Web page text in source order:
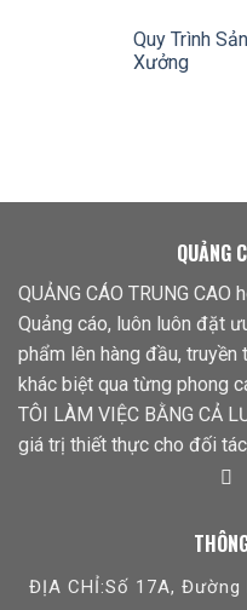
Quy Trình
Xưởng
QUẢNG
QUẢNG CÁO TRUNG
Quảng cáo, luôn luôn đặt
phẩm lên hàng đầu,
khác biệt qua từng phong
TÔI LÀM VIỆC BẰNG CẢ
giá trị thiết thực cho đối
ĐỊA CHỈ:Số 17A, Đường